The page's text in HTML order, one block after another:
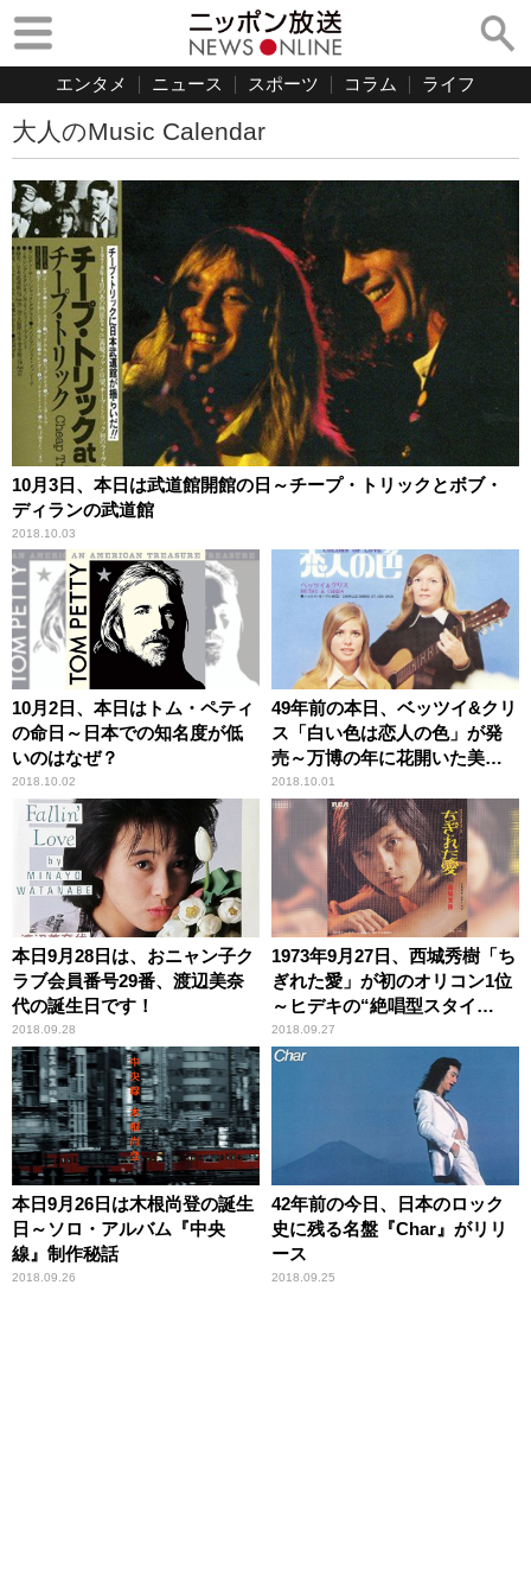
エンタメ ニュース スポーツ コラム ライフ
大人のMusic Calendar
10月3日、本日は武道館開館の日～チープ・トリックとボブ・
ディランの武道館
2018.10.03
10月2日、本日はトム・ペティ
の命日～日本での知名度が低
いのはなぜ？
2018.10.02
49年前の本日、ベッツイ&クリ
ス「白い色は恋人の色」が発
売～万博の年に花開いた美し
き女性デュオ
2018.10.01
本日9月28日は、おニャン子ク
ラブ会員番号29番、渡辺美奈
代の誕生日です！
2018.09.28
1973年9月27日、西城秀樹「ち
ぎれた愛」が初のオリコン1位
～ヒデキの“絶唱型スタイ
ル”誕生
2018.09.27
本日9月26日は木根尚登の誕生
日～ソロ・アルバム『中央
線』制作秘話
2018.09.26
42年前の今日、日本のロック
史に残る名盤『Char』がリリ
ース
2018.09.25